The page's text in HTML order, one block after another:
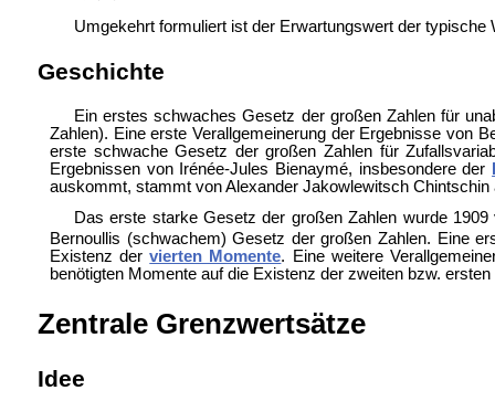
Umgekehrt formuliert ist der Erwartungswert der
Geschichte
Ein erstes schwaches Gesetz der großen Zahlen für
Zahlen). Eine erste Verallgemeinerung der Ergebnisse von
erste schwache Gesetz der großen Zahlen für
Ergebnissen von Irénée-Jules Bienaymé, insbesondere der
auskommt, stammt von Alexander Jakowlewitsch Chintschin
Das erste starke Gesetz der großen Zahlen wurde
Bernoullis (schwachem) Gesetz der großen Zahlen. Eine
Existenz dervierten Momente. Eine weitere
benötigten Momente auf die Existenz der zweiten bzw.
Zentrale Grenzwertsätze
Idee